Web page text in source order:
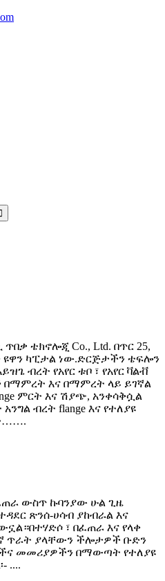
ቴክኖሎጂ Co., Ltd. በጥር 25,
ዩዋን ካፒታል ነው.ድርጅታችን ቴፍሎን
ብረት የአየር ቱቦ ፣ የአየር ቫልቭ
በማምረት እና በማምረት ላይ ይገኛል
ምርት እና ሽያጭ, አንቀሳቅሷል
ብረት flange እና የተለያዩ
ውስጥ ኩባንያው ሁል ጊዜ
ጽንሰ-ሀሳብ ያከብራል እና
፣ በፈጠራ እና የላቀ
ጥራት ያላቸውን ችሎታዎች ቡድን
መመሪያዎችን በማውጣት የተለያዩ
....